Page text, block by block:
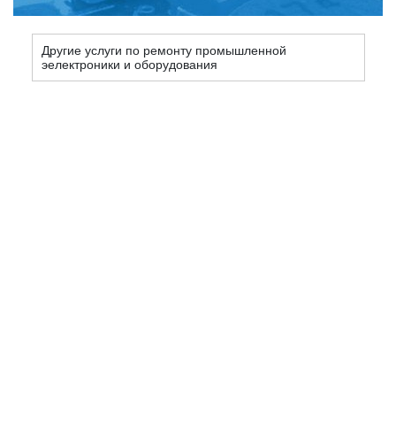
Другие услуги по ремонту промышленной
эелектроники и оборудования